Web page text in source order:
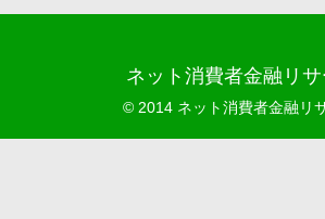
ネット消費者金融リ
© 2014 ネット消費者金融リ